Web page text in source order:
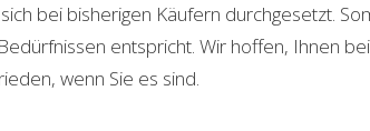
bei bisherigen Käufern durchgesetzt.
entspricht. Wir hoffen, Ihnen bei
wenn Sie es sind.